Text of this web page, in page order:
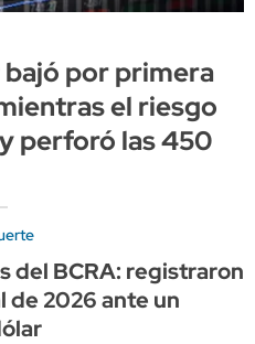
por primera
el riesgo
perforó las 450
del BCRA: registraron
de 2026 ante un